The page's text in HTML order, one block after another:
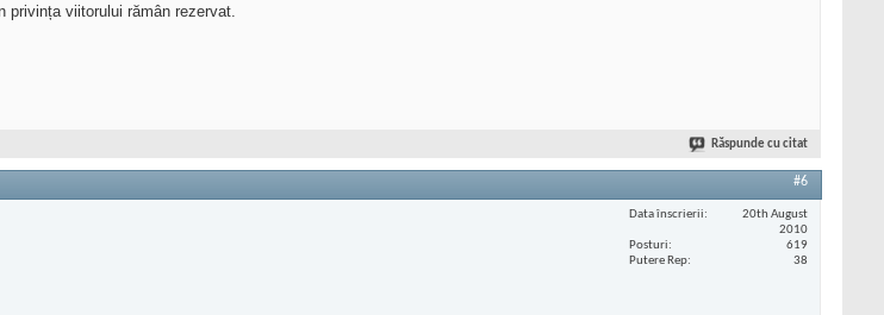
viitorului rămân rezervat.
Răspunde cu citat
#6
Data înscrierii
20th August
2010
Posturi
619
Putere Rep
38